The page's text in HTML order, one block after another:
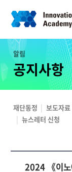
알림
공지사항
재단동정 보도자료
뉴스레터 신청
2024 《이노